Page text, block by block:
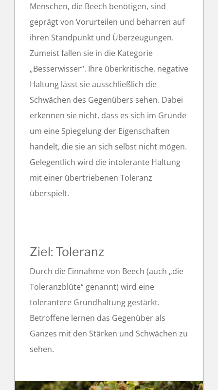
Menschen, die Beech benötigen, sind
geprägt von Vorurteilen und beharren auf
ihren Standpunkt und Überzeugungen.
Zumeist fallen sie in die Kategorie
„Besserwisser“. Ihre überkritische, negative
Haltung lässt sie ausschließlich die
Schwächen des Gegenübers sehen. Dabei
erkennen sie nicht, dass es sich im Grunde
um eine Spiegelung der Eigenschaften
handelt, die sie an sich selbst nicht mögen.
Gelegentlich wird die intolerante Haltung
mit einer übertriebenen Toleranz
überspielt.
Ziel: Toleranz
Durch die Einnahme von Beech (auch „die
Toleranzblüte“ genannt) wird eine
tolerantere Grundhaltung gestärkt.
Betroffene lernen das Gegenüber als
Ganzes mit den Stärken und Schwächen zu
sehen.